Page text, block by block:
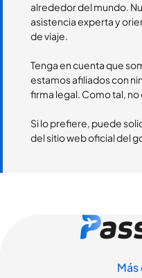
alrededor del mundo.
asistencia experta y
de viaje.
Tenga en cuenta que
estamos afiliados con
firma legal. Como tal,
Si lo prefiere, puede
del sitio web oficial del
Más